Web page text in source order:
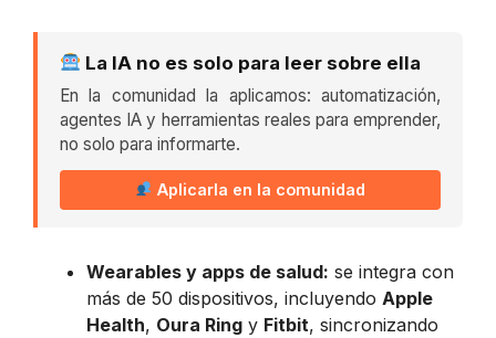
La IA no es solo para leer sobre ella
En la comunidad la aplicamos: automatización,
agentes IA y herramientas reales para emprender,
no solo para informarte.
Aplicarla en la comunidad
Wearables y apps de salud: se integra con
más de 50 dispositivos, incluyendo Apple
Health, Oura Ring y Fitbit, sincronizando